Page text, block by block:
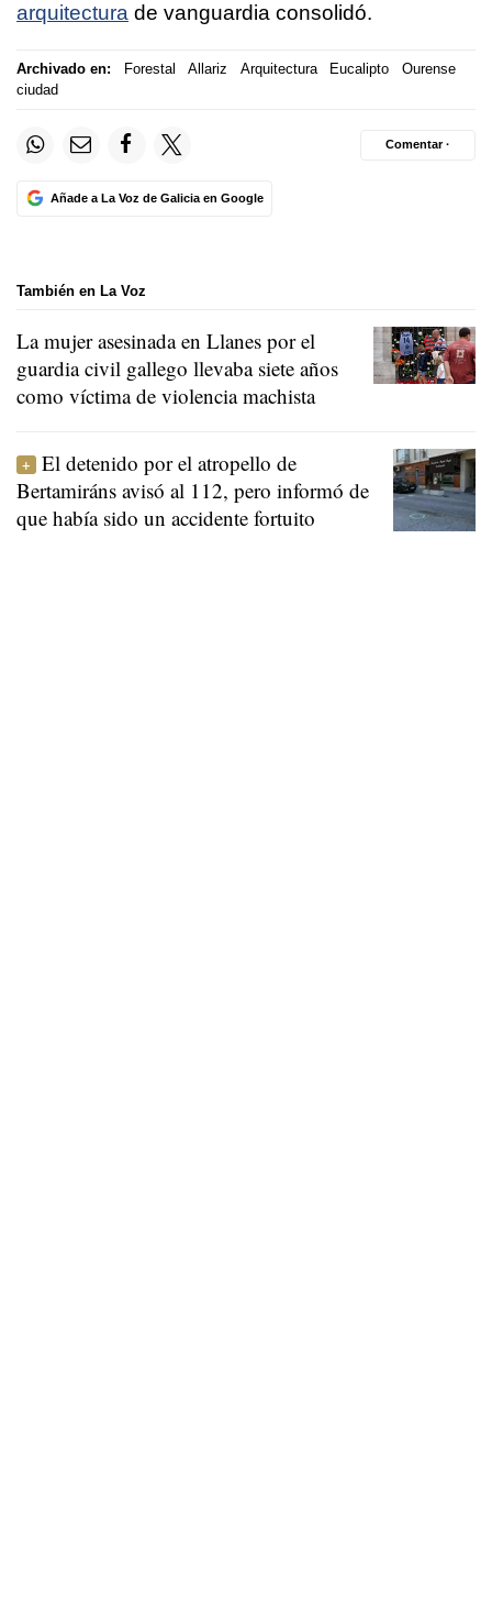
arquitectura de vanguardia consolidó.
Archivado en: Forestal Allariz Arquitectura Eucalipto
Ourense
ciudad
Añade a La Voz de Galicia en Google
Comentar ·
También en La Voz
La mujer asesinada en Llanes por el
guardia civil gallego llevaba siete años
como víctima de violencia machista
El detenido por el atropello de
Bertamiráns avisó al 112, pero informó de
que había sido un accidente fortuito